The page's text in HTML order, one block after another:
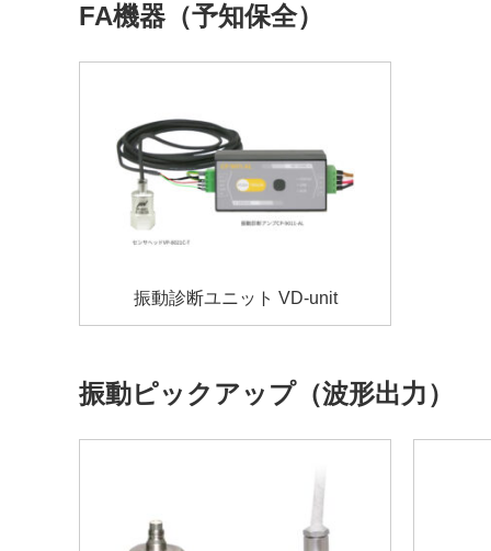
FA機器（予知保全）
振動診断ユニット VD-unit
振動ピックアップ（波形出力）